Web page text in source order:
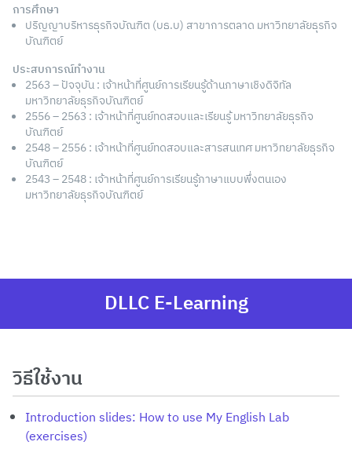
การศึกษา
ปริญญาบริหารธุรกิจบัณฑิต (บธ.บ) สาขาการตลาด มหาวิทยาลัยธุรกิจ
บัณฑิตย์
ประสบการณ์ทำงาน
2563 – ปัจจุบัน : เจ้าหน้าที่ศูนย์การเรียนรู้ด้านภาษาเชิงดิจิทัล
มหาวิทยาลัยธุรกิจบัณฑิตย์
2556 – 2563 : เจ้าหน้าที่ศูนย์ทดสอบและเรียนรู้ มหาวิทยาลัยธุรกิจ
บัณฑิตย์
2548 – 2556 : เจ้าหน้าที่ศูนย์ทดสอบและสารสนเทศ มหาวิทยาลัยธุรกิจ
บัณฑิตย์
2543 – 2548 : เจ้าหน้าที่ศูนย์การเรียนรู้ภาษาแบบพึ่งตนเอง
มหาวิทยาลัยธุรกิจบัณฑิตย์
DLLC E-Learning
วิธีใช้งาน
Introduction slides: How to use My English Lab
(exercises)